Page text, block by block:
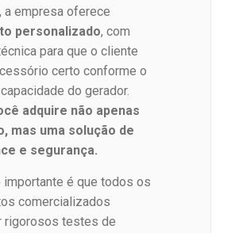
a empresa oferece
personalizado, com
para que o cliente
certo conforme o
do gerador.
adquire não apenas
mas uma solução de
e segurança.
importante é que todos os
comercializados
rigorosos testes de